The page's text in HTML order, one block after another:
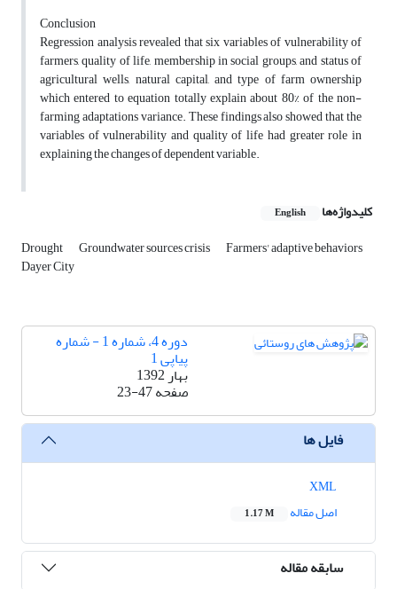
Conclusion
Regression analysis revealed that six variables of vulnerability of
farmers, quality of life, membership in social groups, and status of
agricultural wells, natural capital, and type of farm ownership
which entered to equation totally explain about 80% of the non-
farming adaptations variance. These findings also showed that the
variables of vulnerability and quality of life had greater role in
explaining the changes of dependent variable.
کلیدواژه‌ها English
Drought Groundwater sources crisis Farmers' adaptive behaviors
Dayer City
دوره 4، شماره 1 - شماره
پیاپی 1
بهار 1392
صفحه23-47
فایل ها
اصل مقاله
1.17 M
سابقه مقاله